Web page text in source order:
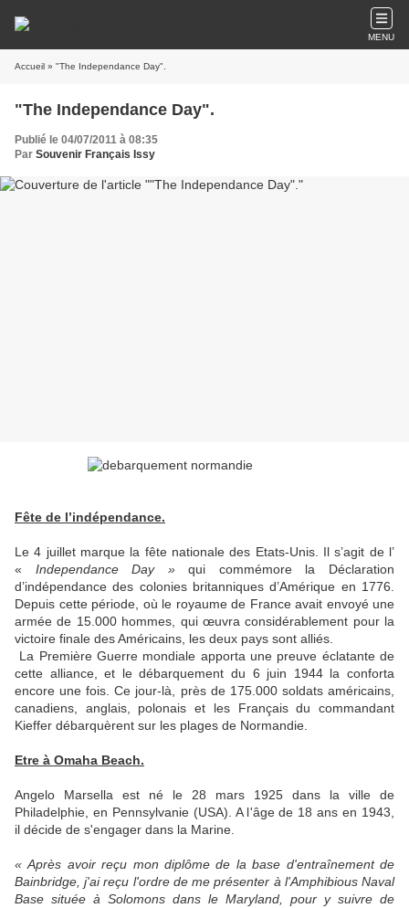
MENU
Accueil » "The Independance Day".
"The Independance Day".
Publié le 04/07/2011 à 08:35
Par Souvenir Français Issy
Fête de l’indépendance.
Le 4 juillet marque la fête nationale des Etats-Unis. Il s’agit de l’
« Independance Day »qui commémore la Déclaration
d’indépendance des colonies britanniques d’Amérique en 1776.
Depuis cette période, où le royaume de France avait envoyé une
armée de 15.000 hommes, qui œuvra considérablement pour la
victoire finale des Américains, les deux pays sont alliés.
La Première Guerre mondiale apporta une preuve éclatante de
cette alliance, et le débarquement du 6 juin 1944 la conforta
encore une fois. Ce jour-là, près de 175.000 soldats américains,
canadiens, anglais, polonais et les Français du commandant
Kieffer débarquèrent sur les plages de Normandie.
Etre à Omaha Beach.
Angelo Marsella est né le 28 mars 1925 dans la ville de
Philadelphie, en Pennsylvanie (USA). A l'âge de 18 ans en 1943,
il décide de s'engager dans la Marine.
« Après avoir reçu mon diplôme de la base d'entraînement de
Bainbridge, j'ai reçu l'ordre de me présenter à l'Amphibious Naval
Base située à Solomons dans le Maryland, pour y suivre de